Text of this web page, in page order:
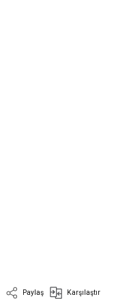
Paylaş Karşılaştır